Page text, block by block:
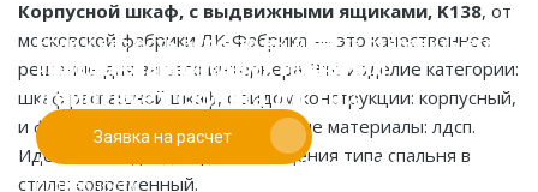
Корпусной шкаф, с выдвижными ящиками, K138, от
московской фабрики ЛК-Фабрика — это качественное
решение для вашего интерьера. Это изделие категории:
шкаф распашной шкаф, с видом конструкции: корпусный,
и фасадами: без декора. Основные материалы: лдсп.
Идеально подходит для помещения типа спальня в
стиле: современный.
Если у вас есть эскиз то вы можете отправить его
нам для предварительной оценки
Заявка на расчет
При заказе от двух изделий
действует скидка до 10%
Работаем только по индивидуальным проектам.
Адаптируем лучшие идеи дизайнеров под Ваши
потребности.